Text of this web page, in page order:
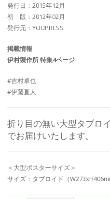
発行日：2015年12月
初 版：2012年02月
発行元：YOUPRESS
掲載情報
伊村製作所 特集4ページ
#吉村卓也
#伊藤直人
折り目の無い大型タブロ
でお届けいたします。
＜大型ポスターサイズ＞
サイズ：タブロイド（